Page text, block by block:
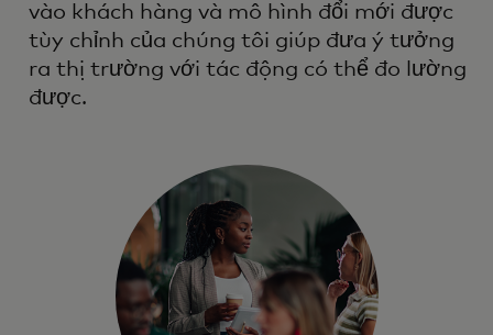
vào khách hàng và mô hình đổi mới được
tùy chỉnh của chúng tôi giúp đưa ý tưởng
ra thị trường với tác động có thể đo lường
được.